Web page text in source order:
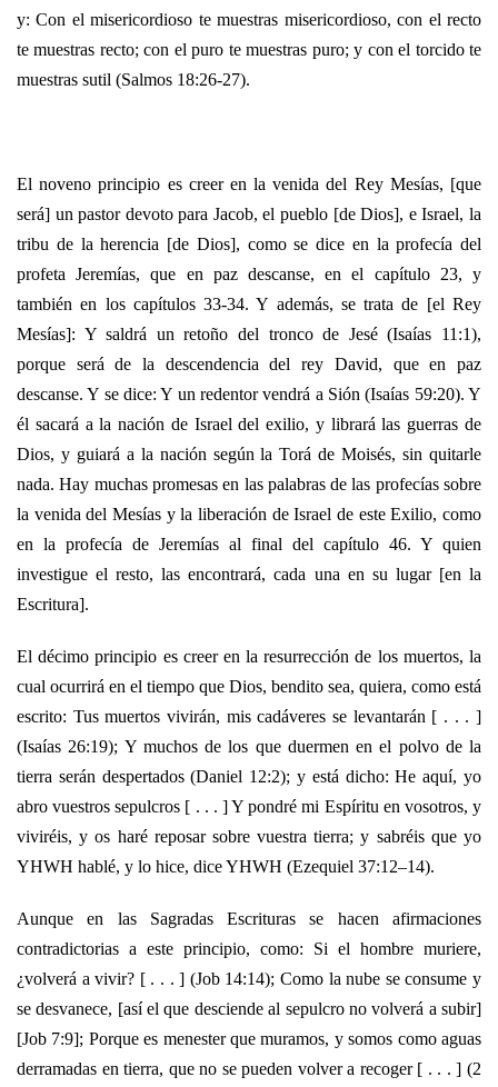
y: Con el misericordioso te muestras misericordioso, con el recto
te muestras recto; con el puro te muestras puro; y con el torcido te
muestras sutil (Salmos 18:26-27).
El noveno principio es creer en la venida del Rey Mesías, [que
será] un pastor devoto para Jacob, el pueblo [de Dios], e Israel, la
tribu de la herencia [de Dios], como se dice en la profecía del
profeta Jeremías, que en paz descanse, en el capítulo 23, y
también en los capítulos 33-34. Y además, se trata de [el Rey
Mesías]: Y saldrá un retoño del tronco de Jesé (Isaías 11:1),
porque será de la descendencia del rey David, que en paz
descanse. Y se dice: Y un redentor vendrá a Sión (Isaías 59:20). Y
él sacará a la nación de Israel del exilio, y librará las guerras de
Dios, y guiará a la nación según la Torá de Moisés, sin quitarle
nada. Hay muchas promesas en las palabras de las profecías sobre
la venida del Mesías y la liberación de Israel de este Exilio, como
en la profecía de Jeremías al final del capítulo 46. Y quien
investigue el resto, las encontrará, cada una en su lugar [en la
Escritura].
El décimo principio es creer en la resurrección de los muertos, la
cual ocurrirá en el tiempo que Dios, bendito sea, quiera, como está
escrito: Tus muertos vivirán, mis cadáveres se levantarán [ . . . ]
(Isaías 26:19); Y muchos de los que duermen en el polvo de la
tierra serán despertados (Daniel 12:2); y está dicho: He aquí, yo
abro vuestros sepulcros [ . . . ] Y pondré mi Espíritu en vosotros, y
viviréis, y os haré reposar sobre vuestra tierra; y sabréis que yo
YHWH hablé, y lo hice, dice YHWH (Ezequiel 37:12–14).
Aunque en las Sagradas Escrituras se hacen afirmaciones
contradictorias a este principio, como: Si el hombre muriere,
¿volverá a vivir? [ . . . ] (Job 14:14); Como la nube se consume y
se desvanece, [así el que desciende al sepulcro no volverá a subir]
[Job 7:9]; Porque es menester que muramos, y somos como aguas
derramadas en tierra, que no se pueden volver a recoger [ . . . ] (2